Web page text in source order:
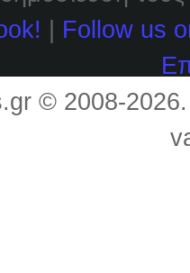
Follow us
© 2008-